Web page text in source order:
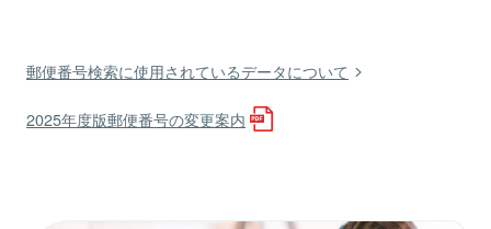
郵便番号検索に使用されているデータについて
2025年度版郵便番号の変更案内